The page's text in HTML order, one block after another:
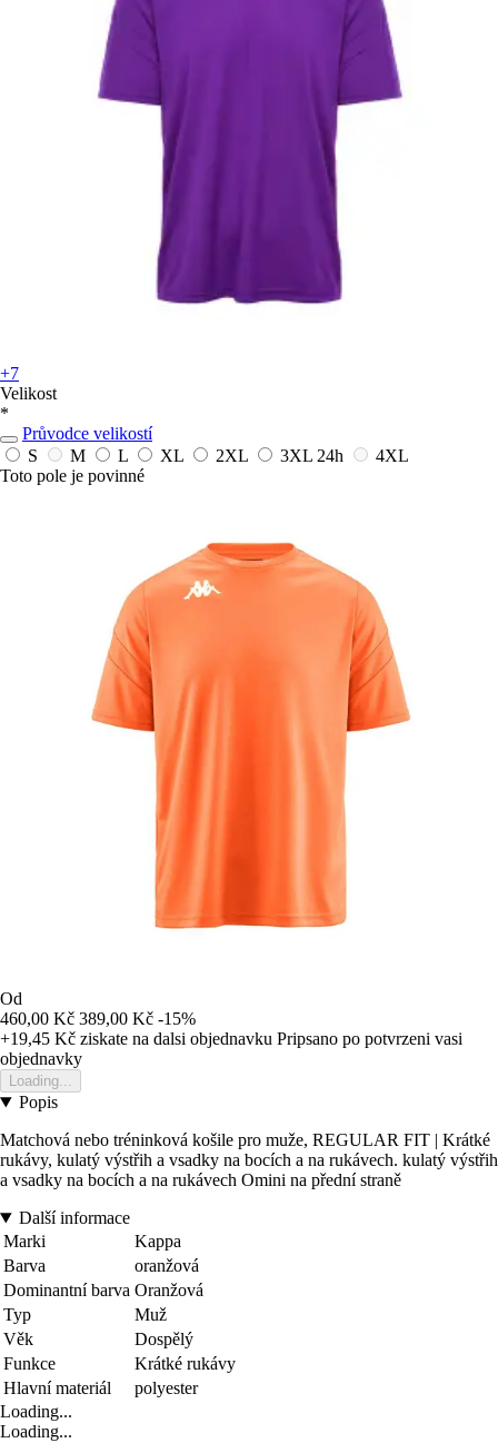
+7
Velikost
*
Průvodce velikostí
S
M L XL 2XL 3XL 24h
4XL
Toto pole je povinné
Od
460,00 Kč 389,00 Kč -15%
+19,45 Kč ziskate na dalsi objednavku Pripsano po potvrzeni vasi
objednavky
Loading...
Popis
Matchová nebo tréninková košile pro muže, REGULAR FIT | Krátké
rukávy, kulatý výstřih a vsadky na bocích a na rukávech. kulatý výstřih
a vsadky na bocích a na rukávech Omini na přední straně
Další informace
Marki
Kappa
Barva
oranžová
Dominantní barva Oranžová
Typ
Muž
Věk
Dospělý
Funkce
Krátké rukávy
Hlavní materiál
polyester
Loading...
Loading...